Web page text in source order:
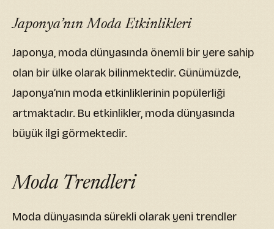
Japonya’nın Moda Etkinlikleri
Japonya, moda dünyasında önemli bir yere sahip
olan bir ülke olarak bilinmektedir. Günümüzde,
Japonya’nın moda etkinliklerinin popülerliği
artmaktadır. Bu etkinlikler, moda dünyasında
büyük ilgi görmektedir.
Moda Trendleri
Moda dünyasında sürekli olarak yeni trendler